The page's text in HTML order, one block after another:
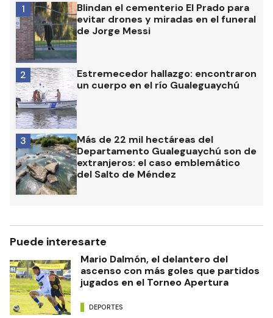
Blindan el cementerio El Prado para
evitar drones y miradas en el funeral
de Jorge Messi
1
Estremecedor hallazgo: encontraron
un cuerpo en el río Gualeguaychú
2
Más de 22 mil hectáreas del
Departamento Gualeguaychú son de
extranjeros: el caso emblemático
del Salto de Méndez
3
Puede interesarte
Mario Dalmón, el delantero del
ascenso con más goles que partidos
jugados en el Torneo Apertura
DEPORTES